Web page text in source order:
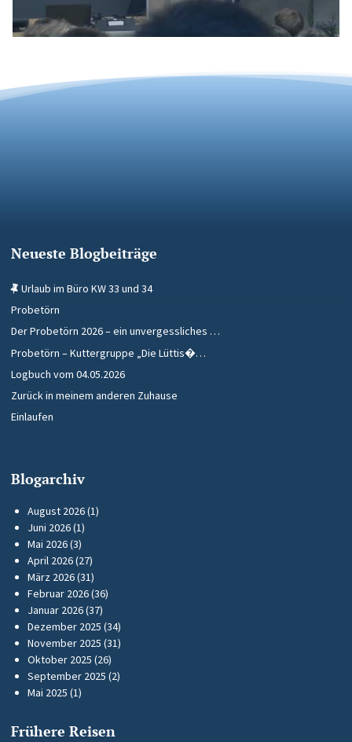
Neueste Blogbeiträge
Urlaub im Büro KW 33 und 34
Probetörn
Der Probetörn 2026 – ein unvergessliches …
Probetörn – Kuttergruppe „Die Lüttis�…
Logbuch vom 04.05.2026
Zurück in meinem anderen Zuhause
Einlaufen
Blogarchiv
August 2026(1)
Juni 2026(1)
Mai 2026(3)
April 2026(27)
März 2026(31)
Februar 2026(36)
Januar 2026(37)
Dezember 2025 (34)
November 2025 (31)
Oktober 2025 (26)
September 2025 (2)
Mai 2025 (1)
Frühere Reisen